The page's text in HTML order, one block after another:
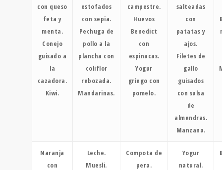
con queso
feta y
menta.
Conejo
guisado a
la
cazadora.
Kiwi.
estofados
con sepia.
Pechuga de
pollo a la
plancha con
coliflor
rebozada.
Mandarinas.
campestre.
Huevos
Benedict
con
espinacas.
Yogur
griego con
pomelo.
salteadas
con
patatas y
ajos.
Filetes de
gallo
guisados
con salsa
de
almendras.
Manzana.
Naranja
con
Leche.
Muesli.
Compota de
pera.
Yogur
natural.